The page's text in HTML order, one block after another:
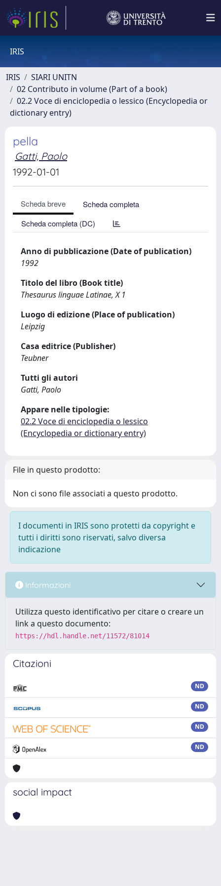
IRIS
IRIS
SIARI UNITN
02 Contributo in volume (Part of a book)
02.2 Voce di enciclopedia o lessico (Encyclopedia or
dictionary entry)
pella
Gatti, Paolo
1992-01-01
Scheda breve
Scheda completa
Scheda completa (DC)
Anno di pubblicazione (Date of publication)
1992
Titolo del libro (Book title)
Thesaurus linguae Latinae, X 1
Luogo di edizione (Place of publication)
Leipzig
Casa editrice (Publisher)
Teubner
Tutti gli autori
Gatti, Paolo
Appare nelle tipologie:
02.2 Voce di enciclopedia o lessico
(Encyclopedia or dictionary entry)
File in questo prodotto:
Non ci sono file associati a questo prodotto.
I documenti in IRIS sono protetti da copyright e
tutti i diritti sono riservati, salvo diversa
indicazione
Informazioni
Utilizza questo identificativo per citare o creare un
link a questo documento:
https://hdl.handle.net/11572/81014
Citazioni
ND
ND
ND
ND
social impact